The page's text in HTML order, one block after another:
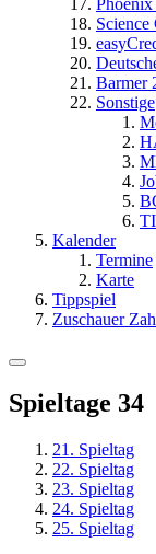
Science
Barmer
Sonstige
Kalender
Termine
Karte
Tippspiel
Zuschauer
Spieltage 34
21. Spieltag
22. Spieltag
23. Spieltag
24. Spieltag
25. Spieltag